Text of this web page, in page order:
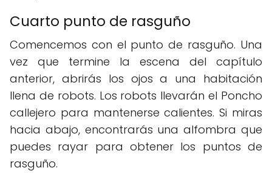
Cuarto punto de rasguño
Comencemos con el punto de rasguño. Una
vez que termine la escena del capítulo
anterior, abrirás los ojos a una habitación
llena de robots. Los robots llevarán el Poncho
callejero para mantenerse calientes. Si miras
hacia abajo, encontrarás una alfombra que
puedes rayar para obtener los puntos de
rasguño.